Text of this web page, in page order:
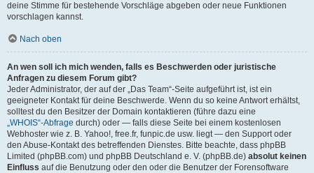
deine Stimme für bestehende Vorschläge abgeben oder neue Funktionen
vorschlagen kannst.
Nach oben
An wen soll ich mich wenden, falls es Beschwerden oder juristische
Anfragen zu diesem Forum gibt?
Jeder Administrator, der auf der „Das Team“-Seite aufgeführt ist, ist ein
geeigneter Kontakt für deine Beschwerde. Wenn du so keine Antwort erhältst,
solltest du den Besitzer der Domain kontaktieren (führe dazu eine
„WHOIS“-Abfrage durch) oder — falls diese Seite bei einem kostenlosen
Webhoster wie z. B. Yahoo!, free.fr, funpic.de usw. liegt — den Support oder
den Abuse-Kontakt des betreffenden Dienstes. Bitte beachte, dass phpBB
Limited (phpBB.com) und phpBB Deutschland e. V. (phpBB.de) absolut keinen
Einfluss auf die Benutzung oder den oder die Benutzer der Forensoftware